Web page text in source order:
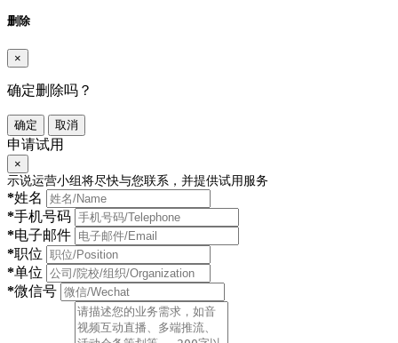
删除
×
确定删除吗？
确定 取消
申请试用
×
示说运营小组将尽快与您联系，并提供试用服务
*姓名
*手机号码
*电子邮件
*职位
*单位
*微信号